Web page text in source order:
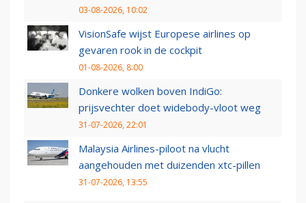
03-08-2026, 10:02
VisionSafe wijst Europese airlines op
gevaren rook in de cockpit
01-08-2026, 8:00
Donkere wolken boven IndiGo:
prijsvechter doet widebody-vloot weg
31-07-2026, 22:01
Malaysia Airlines-piloot na vlucht
aangehouden met duizenden xtc-pillen
31-07-2026, 13:55